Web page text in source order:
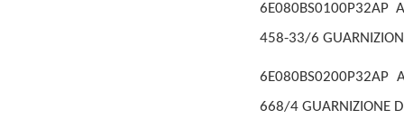
6E080BS0100P32AP
458-33/6
6E080BS0200P32AP
668/4 GUARNIZIONE